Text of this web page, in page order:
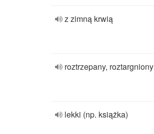
z zimną krwią
roztrzepany, roztargniony
lekki (np. książka)